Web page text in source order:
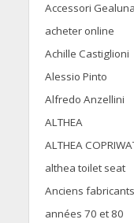
Accessori
acheter online
Achille Castiglioni
Alessio Pinto
Alfredo Anzellini
ALTHEA
ALTHEA
althea toilet seat
Anciens
années 70 et 80